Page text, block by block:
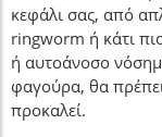
κεφάλι σας, από
ringworm ή κάτι
ή αυτοάνοσο
φαγούρα, θα
προκαλεί.